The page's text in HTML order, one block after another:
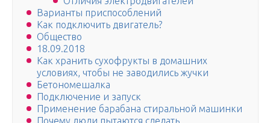
Варианты приспособлений
Как подключить двигатель?
Общество
18.09.2018
Как хранить сухофрукты в домашних
условиях, чтобы не заводились жучки
Бетономешалка
Подключение и запуск
Применение барабана стиральной машинки
Почему люди пытаются сделать